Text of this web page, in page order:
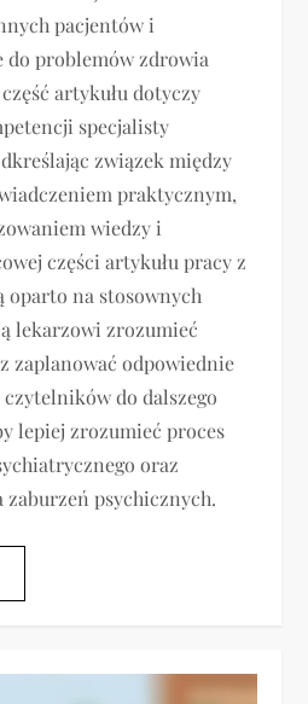
pacjentów i
do problemów zdrowia
artykułu dotyczy
specjalisty
związek między
praktycznym,
wiedzy i
części artykułu pracy z
oparto na stosownych
lekarzowi zrozumieć
zaplanować odpowiednie
do dalszego
lepiej zrozumieć proces
oraz
zaburzeń psychicznych.